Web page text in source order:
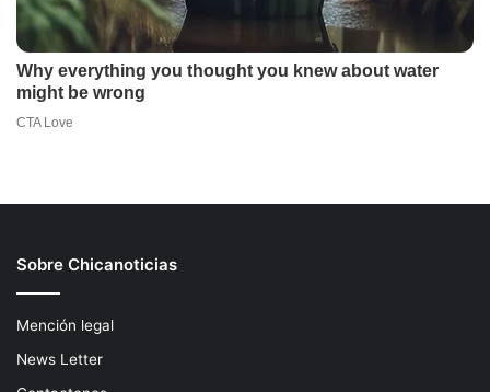
Sobre Chicanoticias
Mención legal
News Letter